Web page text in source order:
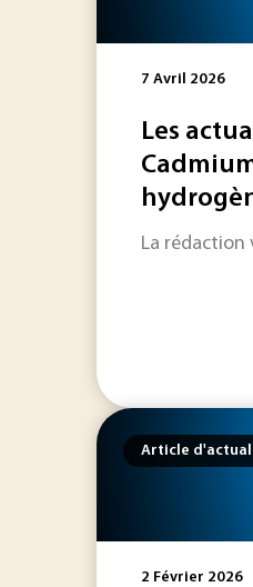
7 Avril 2026
Les
La rédaction
Article
2 Février 2026